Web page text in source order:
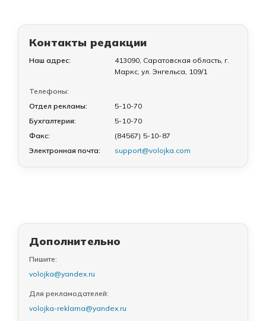
Контакты редакции
Наш адрес:
413090, Саратовская область, г.
Маркс, ул. Энгельса, 109/1
Телефоны:
Отдел рекламы:
5-10-70
Бухгалтерия:
5-10-70
Факс:
(84567) 5-10-87
Электронная почта:
support@volojka.com
Дополнительно
Пишите:
volojka@yandex.ru
Для рекламодателей:
volojka-reklama@yandex.ru